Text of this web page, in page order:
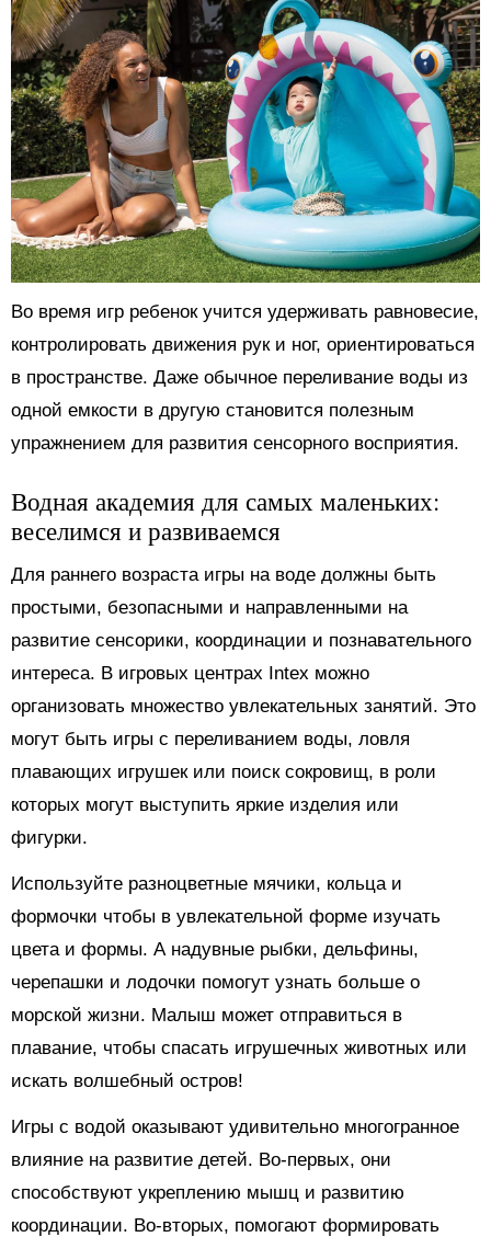
Во время игр ребенок учится удерживать равновесие,
контролировать движения рук и ног, ориентироваться
в пространстве. Даже обычное переливание воды из
одной емкости в другую становится полезным
упражнением для развития сенсорного восприятия.
Водная академия для самых маленьких:
веселимся и развиваемся
Для раннего возраста игры на воде должны быть
простыми, безопасными и направленными на
развитие сенсорики, координации и познавательного
интереса. В игровых центрах Intex можно
организовать множество увлекательных занятий. Это
могут быть игры с переливанием воды, ловля
плавающих игрушек или поиск сокровищ, в роли
которых могут выступить яркие изделия или
фигурки.
Используйте разноцветные мячики, кольца и
формочки чтобы в увлекательной форме изучать
цвета и формы. А надувные рыбки, дельфины,
черепашки и лодочки помогут узнать больше о
морской жизни. Малыш может отправиться в
плавание, чтобы спасать игрушечных животных или
искать волшебный остров!
Игры с водой оказывают удивительно многогранное
влияние на развитие детей. Во-первых, они
способствуют укреплению мышц и развитию
координации. Во-вторых, помогают формировать